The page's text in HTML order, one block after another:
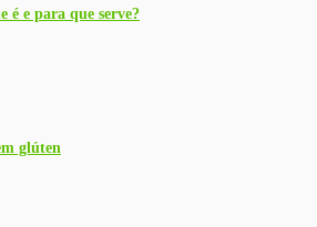
é e para que serve?
glúten